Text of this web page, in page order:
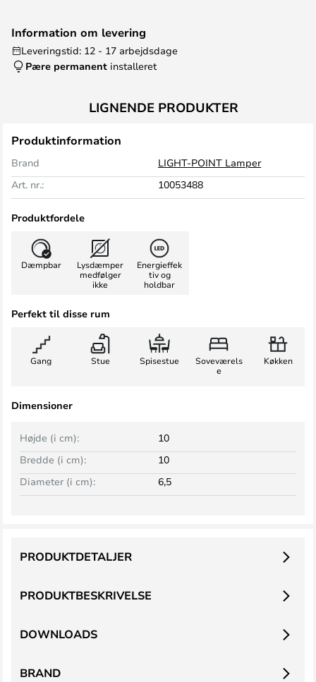
Information om levering
Leveringstid: 12 - 17 arbejdsdage
Pære permanent installeret
LIGNENDE PRODUKTER
Produktinformation
Brand
LIGHT-POINT Lamper
Art. nr.:
10053488
Produktfordele
Dæmpbar
Lysdæmper
medfølger
ikke
Energieffek
tiv og
holdbar
Perfekt til disse rum
Gang Stue Spisestue
Soveværels
e
Køkken
Dimensioner
Bredde (i cm): 10
Højde (i cm): 10
Diameter (i cm): 6,5
PRODUKTBESKRIVELSE
PRODUKTDETALJER
DOWNLOADS
BRAND